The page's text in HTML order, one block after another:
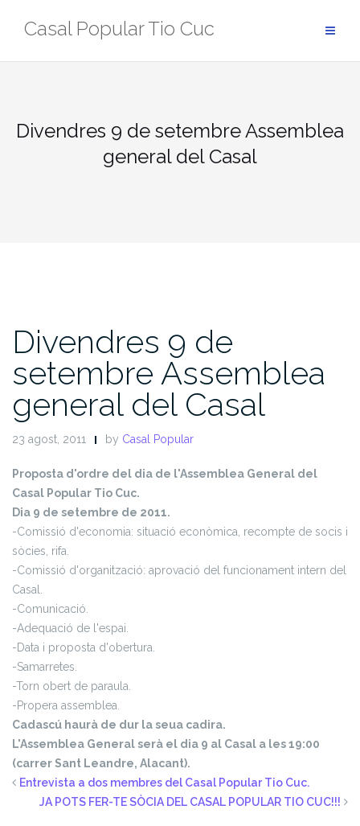
Casal Popular Tio Cuc
Divendres 9 de setembre Assemblea
general del Casal
Divendres 9 de
setembre Assemblea
general del Casal
23 agost, 2011 by Casal Popular
Proposta d'ordre del dia de l'Assemblea General del
Casal Popular Tio Cuc.
Dia 9 de setembre de 2011.
-Comissió d'economia: situació econòmica, recompte de socis i
sòcies, rifa.
-Comissió d'organització: aprovació del funcionament intern del
Casal.
-Comunicació.
-Adequació de l'espai.
-Data i proposta d'obertura.
-Samarretes.
-Torn obert de paraula.
-Propera assemblea.
Cadascú haurà de dur la seua cadira.
L'Assemblea General serà el dia 9 al Casal a les 19:00
(carrer Sant Leandre, Alacant).
Entrevista a dos membres del Casal Popular Tio Cuc.
JA POTS FER-TE SÒCIA DEL CASAL POPULAR TIO CUC!!!